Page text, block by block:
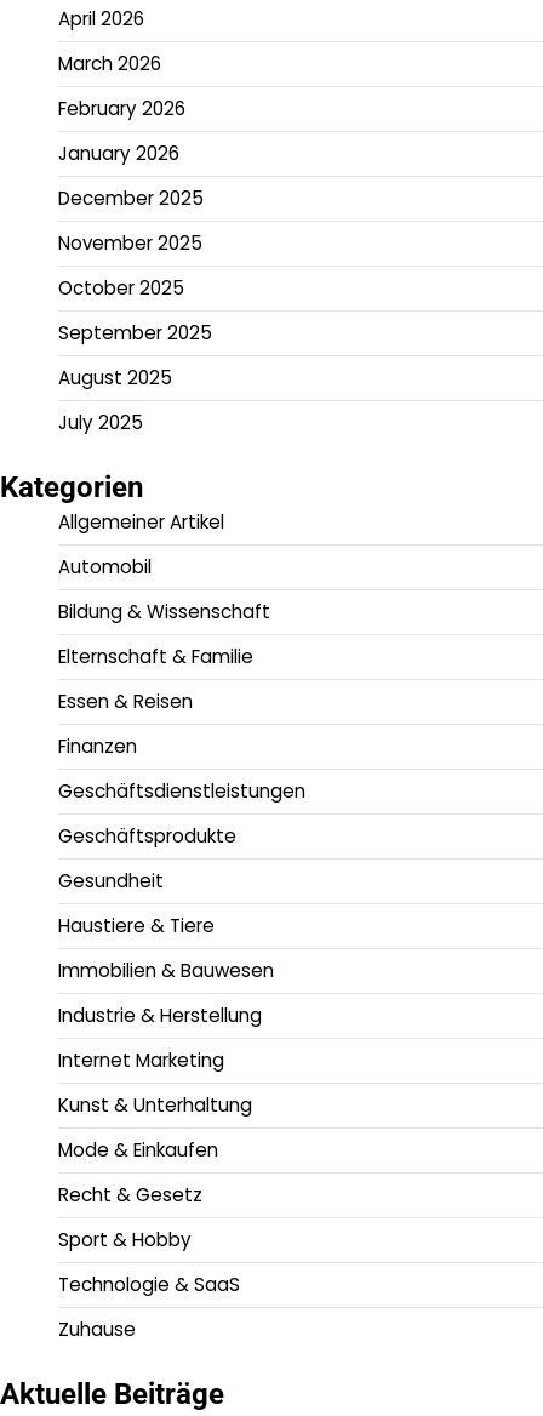
April 2026
March 2026
February 2026
January 2026
December 2025
November 2025
October 2025
September 2025
August 2025
July 2025
Kategorien
Allgemeiner Artikel
Automobil
Bildung & Wissenschaft
Elternschaft & Familie
Essen & Reisen
Finanzen
Geschäftsdienstleistungen
Geschäftsprodukte
Gesundheit
Haustiere & Tiere
Immobilien & Bauwesen
Industrie & Herstellung
Internet Marketing
Kunst & Unterhaltung
Mode & Einkaufen
Recht & Gesetz
Sport & Hobby
Technologie & SaaS
Zuhause
Aktuelle Beiträge